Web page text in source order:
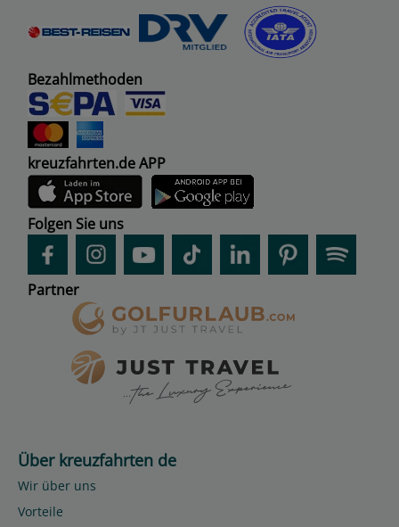
Bezahlmethoden
kreuzfahrten.de APP
Folgen Sie uns
Partner
Über kreuzfahrten de
Wir über uns
Vorteile